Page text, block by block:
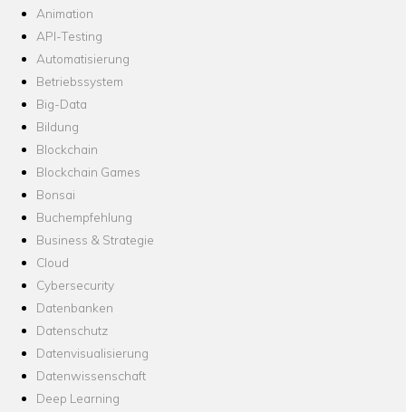
Animation
API-Testing
Automatisierung
Betriebssystem
Big-Data
Bildung
Blockchain
Blockchain Games
Bonsai
Buchempfehlung
Business & Strategie
Cloud
Cybersecurity
Datenbanken
Datenschutz
Datenvisualisierung
Datenwissenschaft
Deep Learning